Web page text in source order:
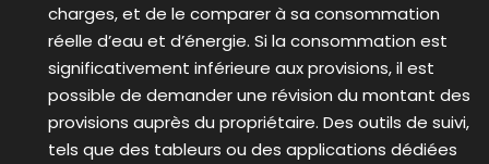
charges, et de le comparer à sa consommation
réelle d’eau et d’énergie. Si la consommation est
significativement inférieure aux provisions, il est
possible de demander une révision du montant des
provisions auprès du propriétaire. Des outils de suivi,
tels que des tableurs ou des applications dédiées